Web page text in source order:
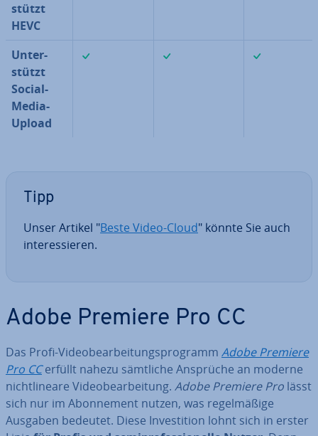
stützt
HEVC
Un­ter­
stützt
Social-
Media-
Upload
Tipp
Unser Artikel "Beste Video-Cloud" könnte Sie auch
in­ter­es­sie­ren.
Adobe Premiere Pro CC
Das Profi-Vi­deo­be­ar­bei­tungs­pro­gramm Adobe Premiere
Pro CCerfüllt nahezu sämtliche Ansprüche an moderne
nicht­li­nea­re Vi­deo­be­ar­bei­tung. Adobe Premiere Pro lässt
sich nur im Abon­ne­ment nutzen, was re­gel­mä­ßi­ge
Ausgaben bedeutet. Diese In­ves­ti­ti­on lohnt sich in erster